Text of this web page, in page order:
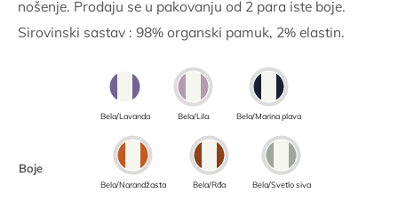
bila:
RSD.
360.00
nošenje. Prodaju se u pakovanju od 2 para iste boje.
Sirovinski sastav : 98% organski pamuk, 2% elastin.
Boje
Bela/Lavanda Bela/Lila Bela/Marina plava
Bela/Narandžasta Bela/Rđa Bela/Svetlo siva